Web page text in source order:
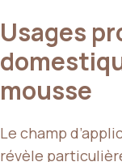
Usages
mousse
Le champ
révèle